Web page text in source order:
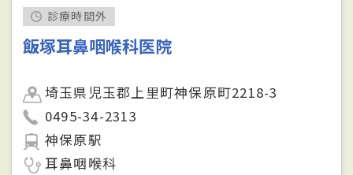
診療時間外
飯塚耳鼻咽喉科医院
埼玉県児玉郡上里町神保原町2218-3
0495-34-2313
神保原駅
耳鼻咽喉科